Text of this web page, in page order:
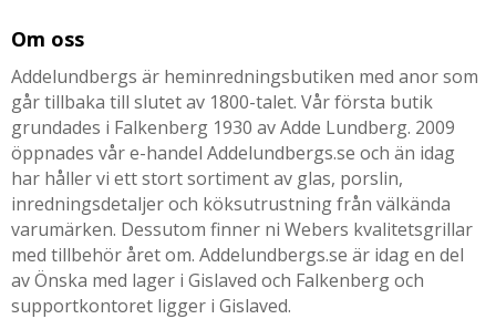
Om oss
Addelundbergs är heminredningsbutiken med anor som
går tillbaka till slutet av 1800-talet. Vår första butik
grundades i Falkenberg 1930 av Adde Lundberg. 2009
öppnades vår e-handel Addelundbergs.se och än idag
har håller vi ett stort sortiment av glas, porslin,
inredningsdetaljer och köksutrustning från välkända
varumärken. Dessutom finner ni Webers kvalitetsgrillar
med tillbehör året om. Addelundbergs.se är idag en del
av Önska med lager i Gislaved och Falkenberg och
supportkontoret ligger i Gislaved.